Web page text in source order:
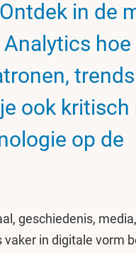
in de
ook
op de
geschiedenis,
in digitale vorm